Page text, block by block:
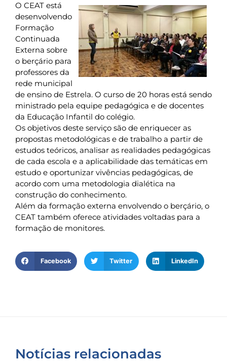
O CEAT está
desenvolvendo
Formação
Continuada
Externa sobre
o berçário para
professores da
rede municipal
de ensino de Estrela. O curso de 20 horas está sendo
ministrado pela equipe pedagógica e de docentes
da Educação Infantil do colégio.
Os objetivos deste serviço são de enriquecer as
propostas metodológicas e de trabalho a partir de
estudos teóricos, analisar as realidades pedagógicas
de cada escola e a aplicabilidade das temáticas em
estudo e oportunizar vivências pedagógicas, de
acordo com uma metodologia dialética na
construção do conhecimento.
Além da formação externa envolvendo o berçário, o
CEAT também oferece atividades voltadas para a
formação de monitores.
Facebook Twitter LinkedIn
Notícias relacionadas